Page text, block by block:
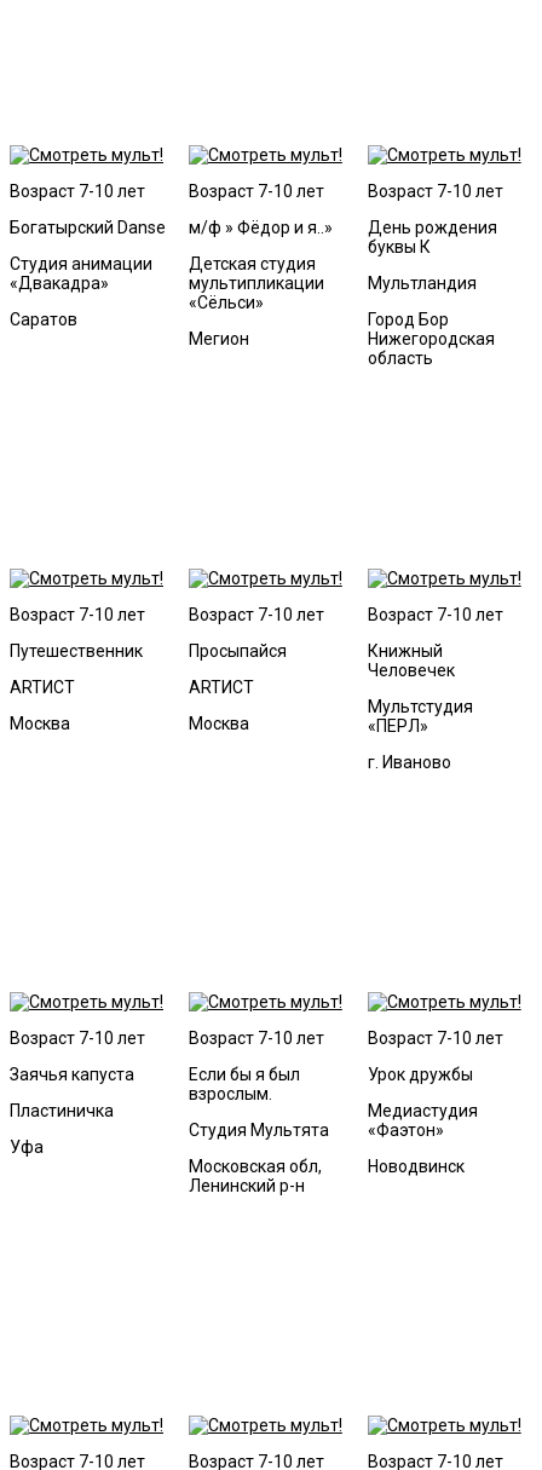
Возраст 7-10 лет
Богатырский Danse
Студия анимации
«Двакадра»
Саратов
Возраст 7-10 лет
м/ф » Фёдор и я..»
Детская студия
мультипликации
«Сёльси»
Мегион
Возраст 7-10 лет
День рождения
буквы К
Мультландия
Город Бор
Нижегородская
область
Возраст 7-10 лет
Путешественник
ARTИСT
Москва
Возраст 7-10 лет
Просыпайся
ARTИСT
Москва
Возраст 7-10 лет
Книжный
Человечек
Мультстудия
«ПЕРЛ»
г. Иваново
Возраст 7-10 лет
Заячья капуста
Пластиничка
Уфа
Возраст 7-10 лет
Если бы я был
взрослым.
Студия Мультята
Московская обл,
Ленинский р-н
Возраст 7-10 лет
Урок дружбы
Медиастудия
«Фаэтон»
Новодвинск
Возраст 7-10 лет Возраст 7-10 лет Возраст 7-10 лет